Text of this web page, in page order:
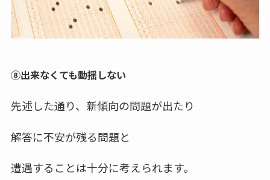
⑧出来なくても動揺しない
先述した通り、新傾向の問題が出たり
解答に不安が残る問題と
遭遇することは十分に考えられます。